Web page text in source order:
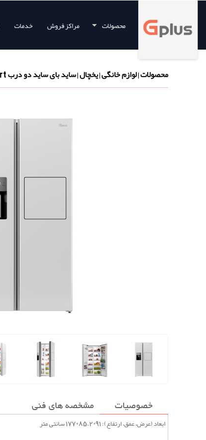
محصولات مراکز فروش خدمات
محصولات|لوازم خانگی|یخچال|ساید بای ساید دو درب Lambert (لمبرت)
خصوصیات مشخصه های فنی
ابعاد (عرض، عمق، ارتفاع): 91*85.2*177 سانتی متر